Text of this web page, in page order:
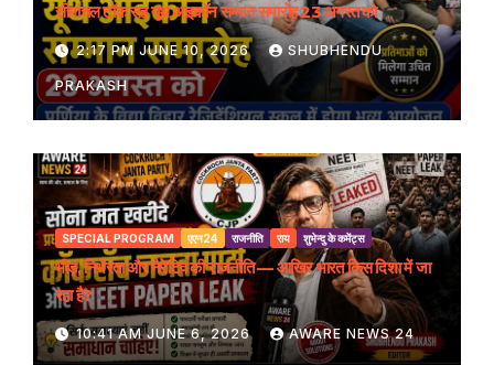
सीमांचल टॉक सह यूथ आइकॉन सम्मान समारोह 23 अगस्त को
2:17 PM JUNE 10, 2026 SHUBHENDU
PRAKASH
SPECIAL PROGRAM एएन24 राजनीति राय शुभेन्दु के कमेंट्स
भीड़, निर्भरता और नैरेटिव की राजनीति — आखिर भारत किस दिशा में जा
रहा है?
10:41 AM JUNE 6, 2026 AWARE NEWS 24